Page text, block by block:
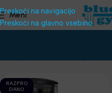
Preskoči na navigacijo
Preskoči na glavno vsebino
Meni
RAZPRO
DANO